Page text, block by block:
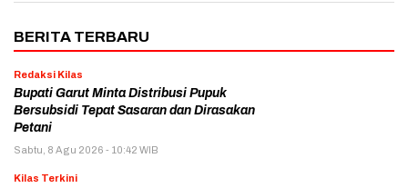
BERITA TERBARU
Redaksi Kilas
Bupati Garut Minta Distribusi Pupuk
Bersubsidi Tepat Sasaran dan Dirasakan
Petani
Sabtu, 8 Agu 2026 - 10:42 WIB
Kilas Terkini